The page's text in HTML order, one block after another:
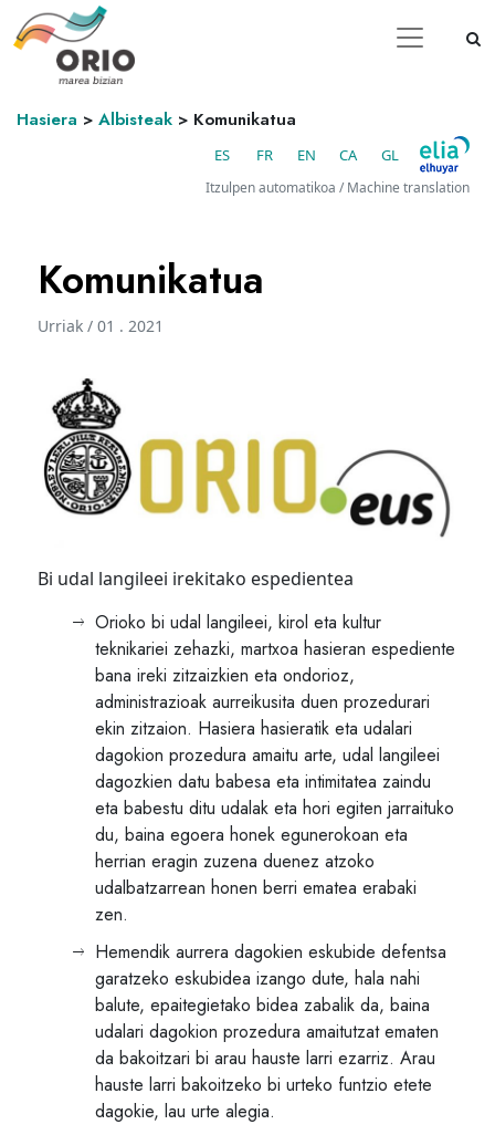
Hasiera > Albisteak > Komunikatua
ES FR EN CA GL
Itzulpen automatikoa / Machine translation
Komunikatua
Urriak / 01 . 2021
Bi udal langileei irekitako espedientea
Orioko bi udal langileei, kirol eta kultur
teknikariei zehazki, martxoa hasieran espediente
bana ireki zitzaizkien eta ondorioz,
administrazioak aurreikusita duen prozedurari
ekin zitzaion. Hasiera hasieratik eta udalari
dagokion prozedura amaitu arte, udal langileei
dagozkien datu babesa eta intimitatea zaindu
eta babestu ditu udalak eta hori egiten jarraituko
du, baina egoera honek egunerokoan eta
herrian eragin zuzena duenez atzoko
udalbatzarrean honen berri ematea erabaki
zen.
Hemendik aurrera dagokien eskubide defentsa
garatzeko eskubidea izango dute, hala nahi
balute, epaitegietako bidea zabalik da, baina
udalari dagokion prozedura amaitutzat ematen
da bakoitzari bi arau hauste larri ezarriz. Arau
hauste larri bakoitzeko bi urteko funtzio etete
dagokie, lau urte alegia.